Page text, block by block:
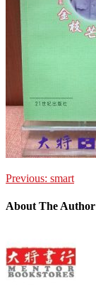
Previous: smart
About The Author